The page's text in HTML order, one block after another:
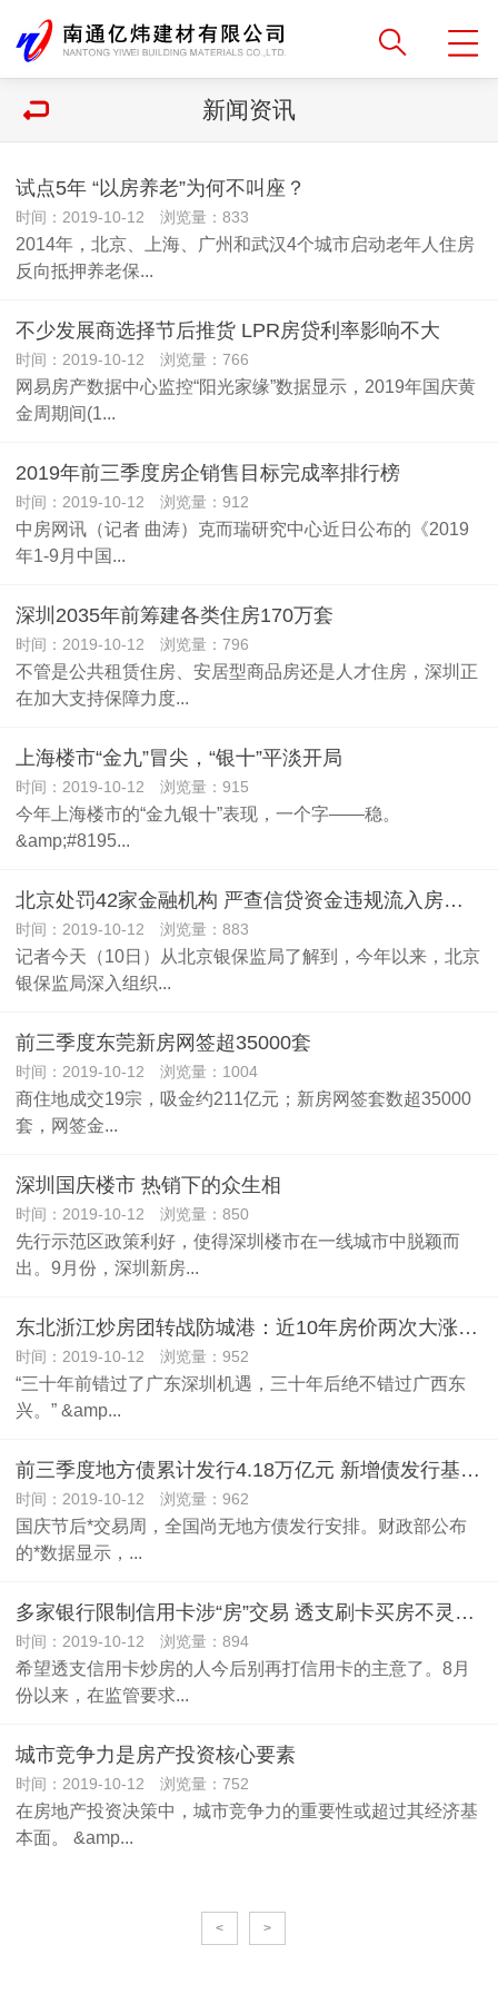
新闻资讯
试点5年 “以房养老”为何不叫座？
时间：2019-10-12 浏览量：833
2014年，北京、上海、广州和武汉4个城市启动老年人住房
反向抵押养老保...
不少发展商选择节后推货 LPR房贷利率影响不大
时间：2019-10-12 浏览量：766
网易房产数据中心监控“阳光家缘”数据显示，2019年国庆黄
金周期间(1...
2019年前三季度房企销售目标完成率排行榜
时间：2019-10-12 浏览量：912
中房网讯（记者 曲涛）克而瑞研究中心近日公布的《2019
年1-9月中国...
深圳2035年前筹建各类住房170万套
时间：2019-10-12 浏览量：796
不管是公共租赁住房、安居型商品房还是人才住房，深圳正
在加大支持保障力度...
上海楼市“金九”冒尖，“银十”平淡开局
时间：2019-10-12 浏览量：915
今年上海楼市的“金九银十”表现，一个字――稳。
&amp;#8195...
北京处罚42家金融机构 严查信贷资金违规流入房地产
时间：2019-10-12 浏览量：883
记者今天（10日）从北京银保监局了解到，今年以来，北京
银保监局深入组织...
前三季度东莞新房网签超35000套
时间：2019-10-12 浏览量：1004
商住地成交19宗，吸金约211亿元；新房网签套数超35000
套，网签金...
深圳国庆楼市 热销下的众生相
时间：2019-10-12 浏览量：850
先行示范区政策利好，使得深圳楼市在一线城市中脱颖而
出。9月份，深圳新房...
东北浙江炒房团转战防城港：近10年房价两次大涨，部分中介成传销幌子
时间：2019-10-12 浏览量：952
“三十年前错过了广东深圳机遇，三十年后绝不错过广西东
兴。” &amp...
前三季度地方债累计发行4.18万亿元 新增债发行基本收官
时间：2019-10-12 浏览量：962
国庆节后*交易周，全国尚无地方债发行安排。财政部公布
的*数据显示，...
多家银行限制信用卡涉“房”交易 透支刷卡买房不灵了？
时间：2019-10-12 浏览量：894
希望透支信用卡炒房的人今后别再打信用卡的主意了。8月
份以来，在监管要求...
城市竞争力是房产投资核心要素
时间：2019-10-12 浏览量：752
在房地产投资决策中，城市竞争力的重要性或超过其经济基
本面。 &amp...
< >